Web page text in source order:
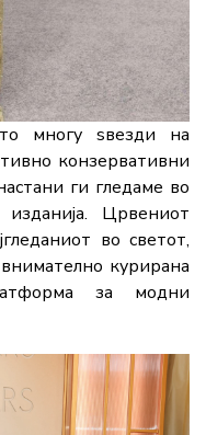
многу ѕвезди на
конзервативни
ги гледаме во
изданија. Црвениот
восветот,
внимателно курирана
за модни